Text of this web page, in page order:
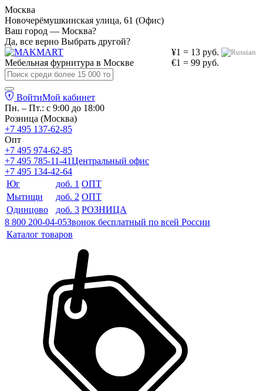
Москва
Новочерёмушкинская улица, 61 (Офис)
Ваш город — Москва?
Да, все верно Выбрать другой?
¥1 = 13 руб.
€1 = 99 руб.
Мебельная фурнитура в Москве
ВойтиМой кабинет
Пн. – Пт.: с 9:00 до 18:00
Розница (Москва)
+7 495 137-62-85
Опт
+7 495 974-62-85
+7 495 785-11-41Центральный офис
+7 495 134-42-64
Юг
доб. 1 ОПТ
Мытищи
доб. 2 ОПТ
Одинцово
доб. 3 РОЗНИЦА
8 800 200-04-05Звонок бесплатный по всей России
Каталог товаров